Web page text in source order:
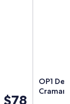
$78
OP1
Cramant